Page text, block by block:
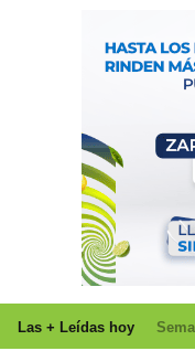
Las + Leídas hoy